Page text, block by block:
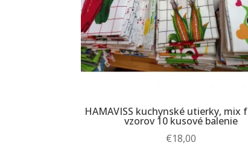
HAMAVISS kuchynské utierky, mix
vzorov 10 kusové balenie
€18,00